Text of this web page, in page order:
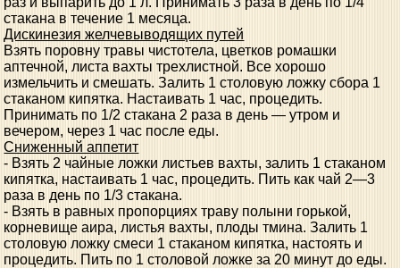
стакана в течение 1 месяца.
Дискинезия желчевыводящих путей
Взять поровну травы чистотела, цветков ромашки
аптечной, листа вахты трехлистной. Все хорошо
измельчить и смешать. Залить 1 столовую ложку сбора 1
стаканом кипятка. Настаивать 1 час, процедить.
Принимать по 1/2 стакана 2 раза в день — утром и
вечером, через 1 час после еды.
Сниженный аппетит
- Взять 2 чайные ложки листьев вахты, залить 1 стаканом
кипятка, настаивать 1 час, процедить. Пить как чай 2—3
раза в день по 1/3 стакана.
- Взять в равных пропорциях траву полыни горькой,
корневище аира, листья вахты, плоды тмина. Залить 1
столовую ложку смеси 1 стаканом кипятка, настоять и
процедить. Пить по 1 столовой ложке за 20 минут до еды.